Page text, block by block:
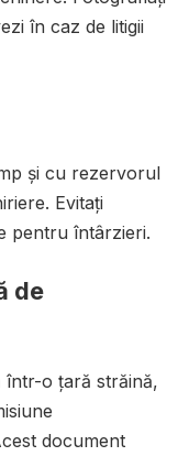
în caz de litigii
și cu rezervorul
Evitați
pentru întârzieri.
de
într-o țară străină,
document